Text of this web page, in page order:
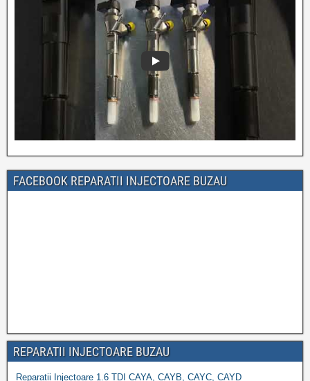
FACEBOOK REPARATII INJECTOARE BUZAU
REPARATII INJECTOARE BUZAU
Reparatii Injectoare 1.6 TDI CAYA, CAYB, CAYC, CAYD